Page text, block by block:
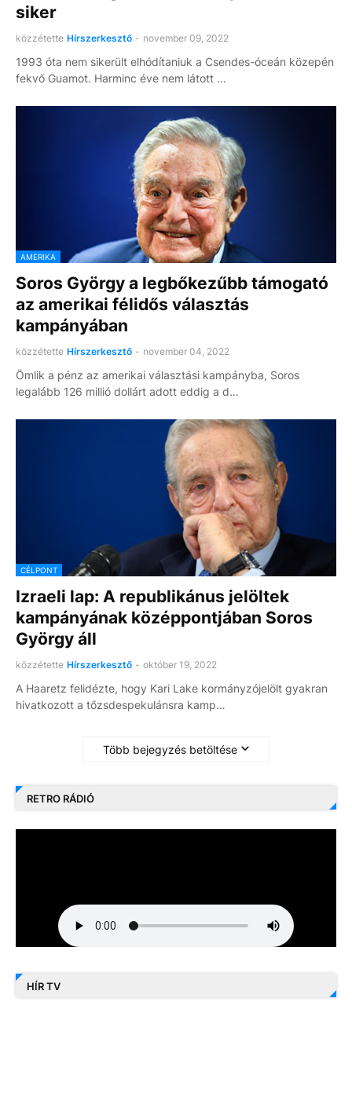
siker
közzétette Hírszerkesztő - november 09, 2022
1993 óta nem sikerült elhódítaniuk a Csendes-óceán közepén
fekvő Guamot. Harminc éve nem látott …
AMERIKA
Soros György a legbőkezűbb támogató
az amerikai félidős választás
kampányában
közzétette Hírszerkesztő - november 04, 2022
Ömlik a pénz az amerikai választási kampányba, Soros
legalább 126 millió dollárt adott eddig a d…
CÉLPONT
Izraeli lap: A republikánus jelöltek
kampányának középpontjában Soros
György áll
közzétette Hírszerkesztő - október 19, 2022
A Haaretz felidézte, hogy Kari Lake kormányzójelölt gyakran
hivatkozott a tőzsdespekulánsra kamp…
Több bejegyzés betöltése
RETRO RÁDIÓ
HÍR TV